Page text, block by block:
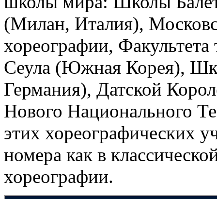
(Милан, Италия),
хореографии, Факультета
Сеула (Южная Корея),
Германия), Датской
Нового Национального
этих хореографических
номера как в
хореографии.